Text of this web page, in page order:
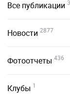
Все публикации
Новости 2877
Фотоотчеты 436
Клубы 1